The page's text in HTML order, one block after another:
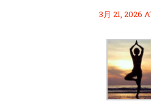
3月 21, 2026